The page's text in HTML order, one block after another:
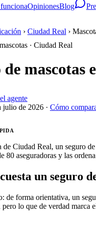
OpinionesBlog
› Ciudad Real ›
· Ciudad Real
de
agente
julio de 2026 · Cómo
Ciudad Real, un seguro
80 aseguradoras y las
un seguro
de forma orientativa, un
lo que de verdad marca